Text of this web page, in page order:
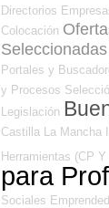
Directorios
Colocación
Seleccionadas
Portales y
y Procesos
Legislación
Castilla La Mancha
Herramientas (CP
para
Sociales